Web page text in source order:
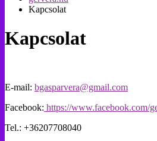
Kapcsolat
Kapcsolat
E-mail: bgasparvera@gmail.com
Facebook: https://www.facebook.com/
Tel.: +36207708040